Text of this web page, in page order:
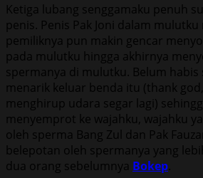
Ketiga lubang senggamaku penuh
penis. Penis Pak Joni dalam
pemiliknya pun makin gencar
pada mulutku hingga akhirnya
spermanya di mulutku. Belum
menarik keluar benda itu (thank
menghirup udara segar lagi)
menyemprot ke wajahku, wajahku
oleh sperma Bang Zul dan Pak
belepotan oleh spermanya yang
dua orang sebelumnya Bokep.